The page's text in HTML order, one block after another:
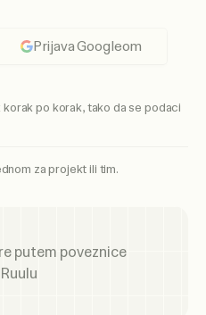
Prijava Googleom
po korak, tako da se podaci
za projekt ili tim.